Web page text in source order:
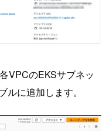
VPCのEKSサブネッ
ルに追加します。